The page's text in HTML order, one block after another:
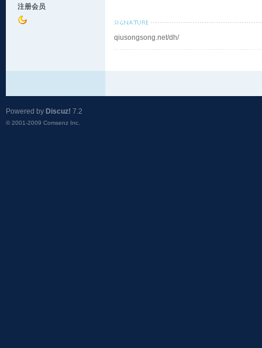
注册会员
qiusongsong.net/dh/
Powered by Discuz! 7.2
© 2001-2009 Comsenz Inc.